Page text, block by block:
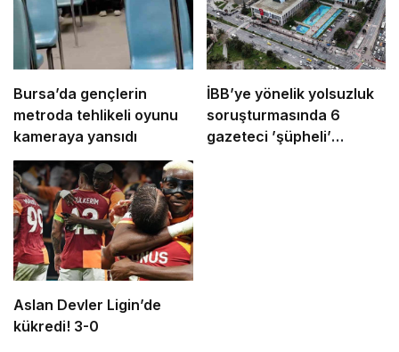
Bursa’da gençlerin
metroda tehlikeli oyunu
kameraya yansıdı
İBB’ye yönelik yolsuzluk
soruşturmasında 6
gazeteci ’şüpheli’
Aslan Devler Ligin’de
kükredi! 3-0